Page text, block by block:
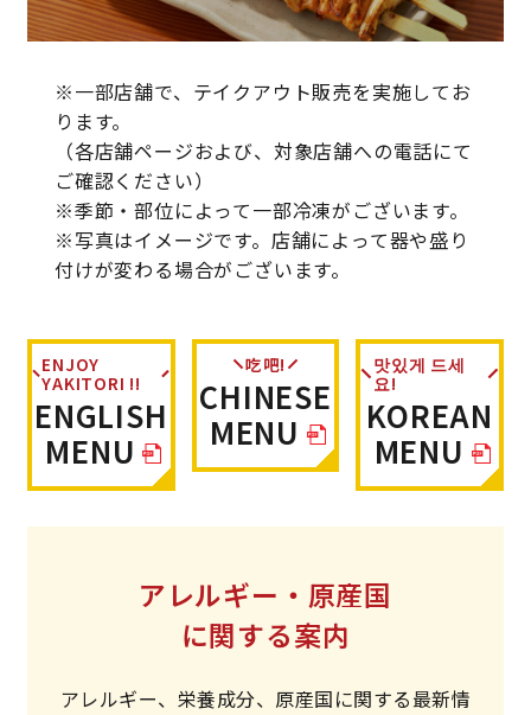
※一部店舗で、テイクアウト販売を実施してお
ります。
（各店舗ページおよび、対象店舗への電話にて
ご確認ください）
※季節・部位によって一部冷凍がございます。
※写真はイメージです。店舗によって器や盛り
付けが変わる場合がございます。
ENJOY
YAKITORI !!
ENGLISH
MENU
吃吧!
CHINESE
MENU
맛있게 드세
요!
KOREAN
MENU
アレルギー・原産国
に関する案内
アレルギー、栄養成分、原産国に関する最新情